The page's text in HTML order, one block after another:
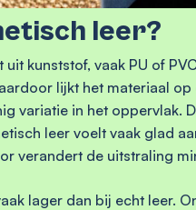
leer?
kunststof, vaak PU of
lijkt het materiaal
variatie in het oppervlak.
leer voelt vaak glad
verandert de uitstraling
lager dan bij echt leer.